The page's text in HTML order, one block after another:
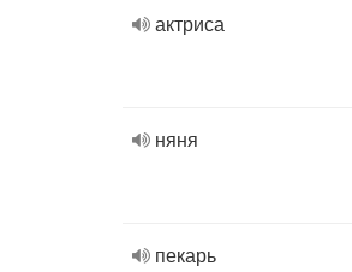
актриса
няня
пекарь